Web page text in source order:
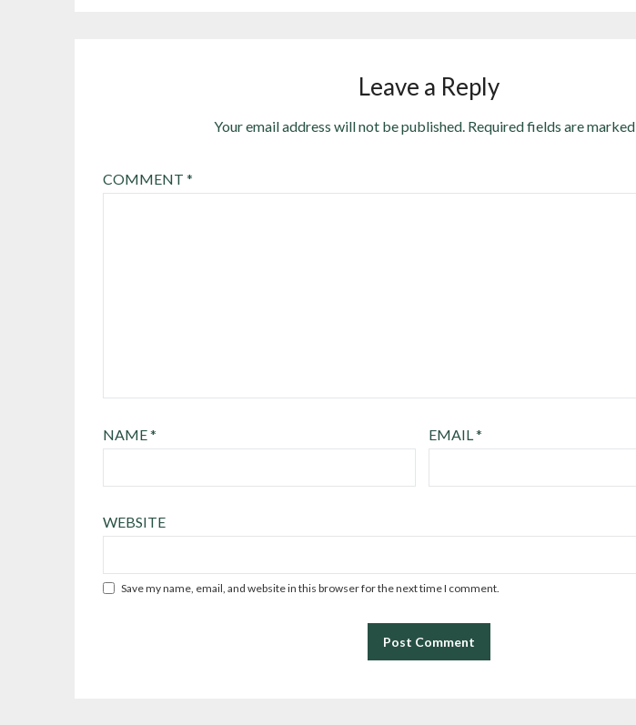
Leave a Reply
Your email address will not be published. Required fields are marked
COMMENT*
NAME* EMAIL*
WEBSITE
Save my name, email, and website in this browser for the next time I comment.